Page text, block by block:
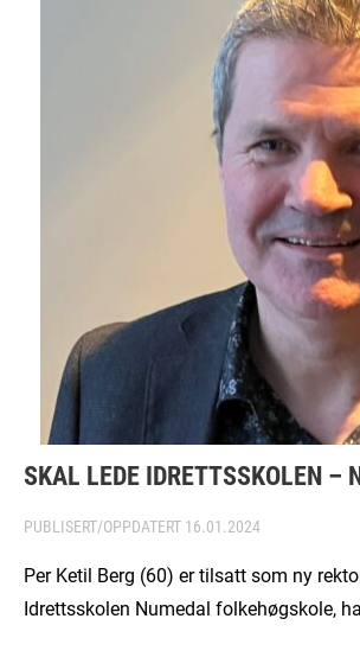
SKAL LEDE IDRETTSSKOLEN –
PUBLISERT/OPPDATERT 16.01.2024
Per Ketil Berg (60) er tilsatt som ny
Idrettsskolen Numedal folkehøgskole,